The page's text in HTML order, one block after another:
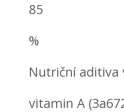
85
%
Nutriční aditiva
vitamin A